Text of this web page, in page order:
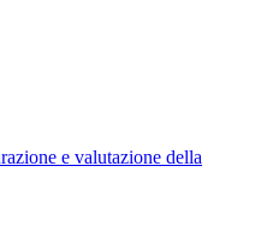
e valutazione della